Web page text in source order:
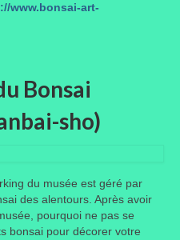
www.bonsai-art-
Bonsai
sho)
du musée est géré par
des alentours. Après avoir
pourquoi ne pas se
bonsai pour décorer votre